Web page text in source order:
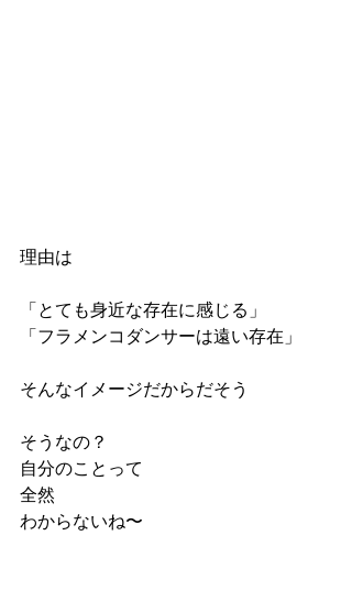
理由は
「とても身近な存在に感じる」
「フラメンコダンサーは遠い存在」
そんなイメージだからだそう
そうなの？
自分のことって
全然
わからないね〜